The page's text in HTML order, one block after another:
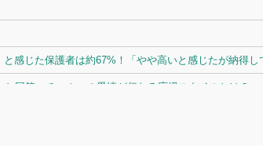
感じた保護者は約67%！「やや高いと感じたが納得
回答。チームへの愛情が伝わる応援スタイルとは？